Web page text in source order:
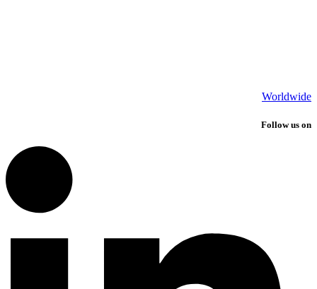
Worldwide
Follow us on